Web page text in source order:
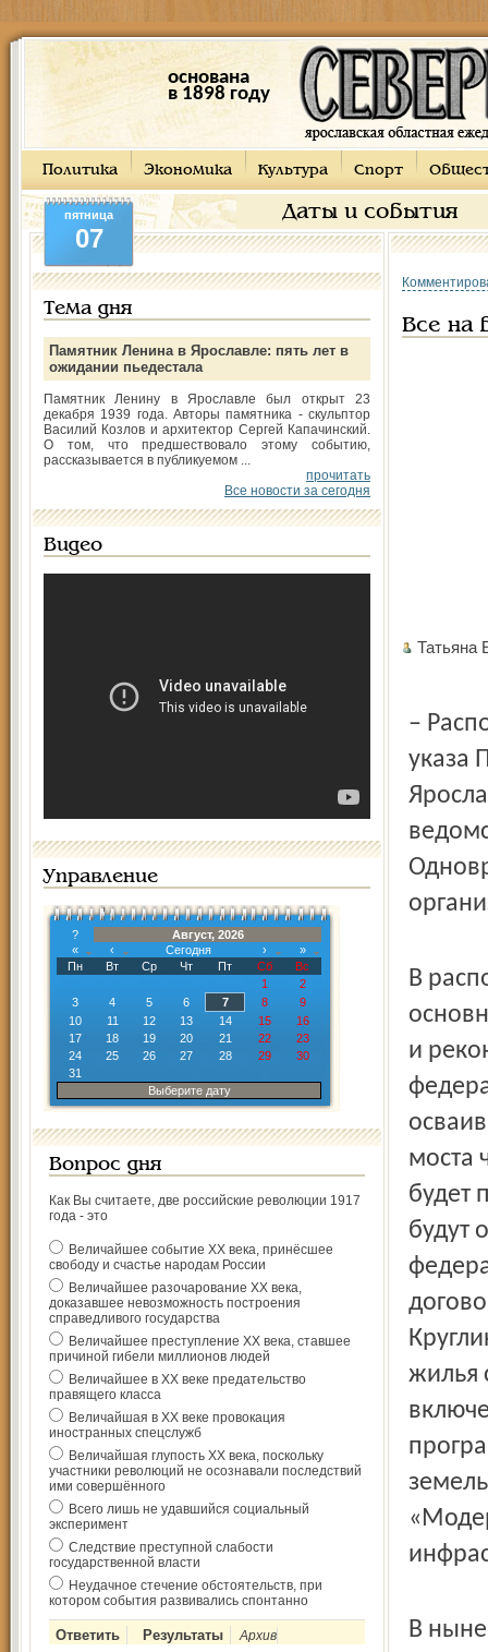
основана
в 1898 году
Политика Экономика Культура Спорт
Даты и события
пятница
07
Тема дня
Памятник Ленина в Ярославле: пять лет в
ожидании пьедестала
Памятник Ленину в Ярославле был открыт 23
декабря 1939 года. Авторы памятника - скульптор
Василий Козлов и архитектор Сергей Капачинский.
О том, что предшествовало этому событию,
рассказывается в публикуемом ...
прочитать
Все новости за сегодня
Видео
Управление
?
Август, 2026
«
‹ Сегодня ›
»
Пн
Вт Ср Чт Пт Сб
Вс
1
2
3
4 5 6 7 8
9
10
11 12 13 14 15
16
17
18 19 20 21 22
23
24
25 26 27 28 29
30
31
Выберите дату
Вопрос дня
Как Вы считаете, две российские революции 1917
года - это
Величайшее событие ХХ века, принёсшее
свободу и счастье народам России
Величайшее разочарование ХХ века,
доказавшее невозможность построения
справедливого государства
Величайшее преступление ХХ века, ставшее
причиной гибели миллионов людей
Величайшее в ХХ веке предательство
правящего класса
Величайшая в ХХ веке провокация
иностранных спецслужб
Величайшая глупость ХХ века, поскольку
участники революций не осознавали последствий
ими совершённого
Всего лишь не удавшийся социальный
эксперимент
Следствие преступной слабости
государственной власти
Неудачное стечение обстоятельств, при
котором события развивались спонтанно
Архив
Все на
–
указа
В
и
моста
будет
будут
жилья
В